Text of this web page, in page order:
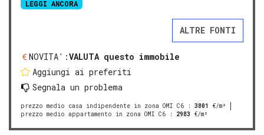
LEGGI ANCORA
ALTRE FONTI
NOVITA':VALUTA questo immobile
Aggiungi ai preferiti
Segnala un problema
prezzo medio casa indipendente in zona OMI C6 : 3801
€/m²
prezzo medio appartamento in zona OMI C6 : 2983 €/m²